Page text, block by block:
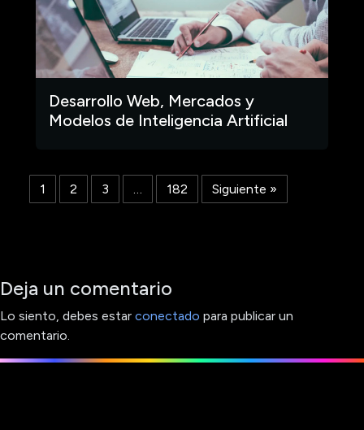
Desarrollo Web, Mercados y
Modelos de Inteligencia Artificial
1 2 3 … 182 Siguiente »
Deja un comentario
Lo siento, debes estar conectado para publicar un
comentario.